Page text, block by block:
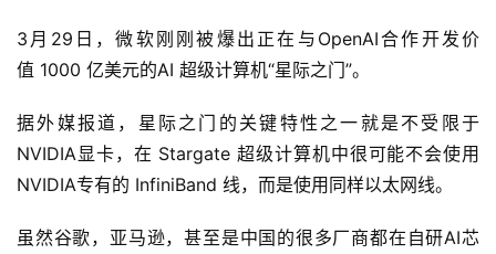
3月29日，微软刚刚被爆出正在与OpenAI合作开发价
值 1000 亿美元的AI 超级计算机“星际之门”。
据外媒报道，星际之门的关键特性之一就是不受限于
NVIDIA显卡，在 Stargate 超级计算机中很可能不会使用
NVIDIA专有的 InfiniBand 线，而是使用同样以太网线。
虽然谷歌，亚马逊，甚至是中国的很多厂商都在自研AI芯